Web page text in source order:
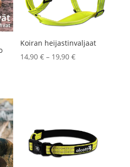
Koiran heijastinvaljaat
14,90€ – 19,90€Hintaluokka: